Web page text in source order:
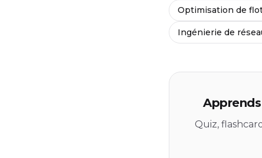
Optimisation de
Ingénierie de
Quiz,